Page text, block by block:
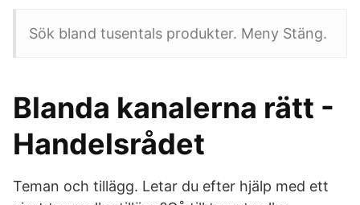
Sök bland tusentals produkter. Meny Stäng.
Blanda kanalerna rätt -
Handelsrådet
Teman och tillägg. Letar du efter hjälp med ett